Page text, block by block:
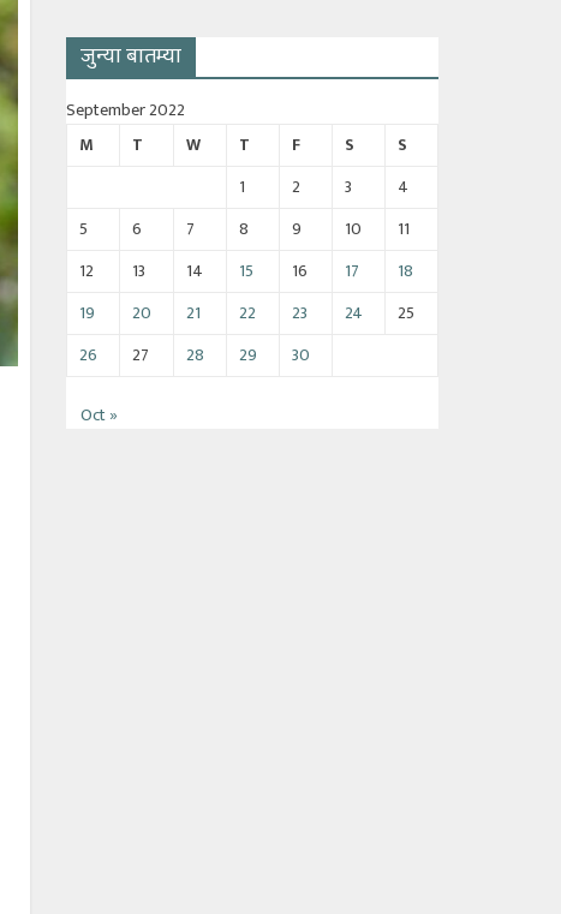
जुन्या बातम्या
September 2022
M
T W T F S
S
1
2 3
4
5
6 7 8 9 10
11
12
13 14 15 16 17
18
19
20 21 22 23 24
25
26
27 28 29 30
Oct »